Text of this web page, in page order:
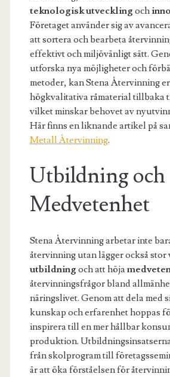
teknologisk utveckling och
Företaget använder sig av
att sortera och bearbeta
effektivt och miljövänligt sätt.
utforska nya möjligheter och
metoder, kan Stena Återvinning
högkvalitativa råmaterial tillbaka
vilket minskar behovet av
Här finns en liknande artikel på
Metall Återvinning.
Utbildning och
Medvetenhet
Stena Återvinning arbetar inte
återvinning utan lägger också stor
utbildning och att höja
återvinningsfrågor bland
näringslivet. Genom att dela med
kunskap och erfarenhet hoppas
inspirera till en mer hållbar
produktion.
från skolprogram till
är att öka förståelsen för